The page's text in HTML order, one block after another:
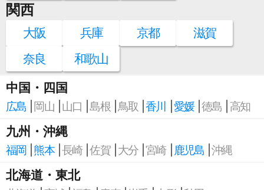
関西
大阪 兵庫 京都
滋賀
奈良
和歌山
中国・四国
広島 岡山 山口 島根 鳥取 香川 愛媛 徳島 高知
九州・沖縄
福岡 熊本 長崎 佐賀 大分 宮崎 鹿児島 沖縄
北海道・東北